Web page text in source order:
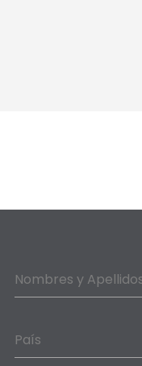
Nombres y
País